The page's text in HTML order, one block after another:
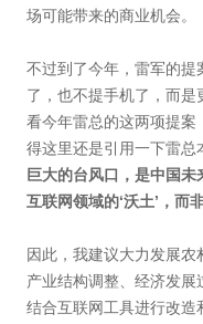
场可能带来的商业机会。
不过到了今年，雷军的提
了，也不提手机了，而
看今年雷总的这两项提
得这里还是引用一下雷总
巨大的台风口，是中国
互联网领域的‘沃土’，而
因此，我建议大力发展
产业结构调整、经济发展
结合互联网工具进行改造